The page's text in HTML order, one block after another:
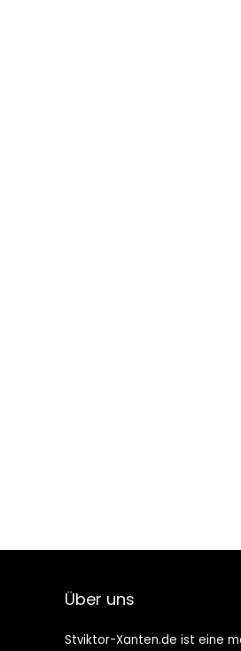
Über uns
Stviktor-Xanten.de ist eine